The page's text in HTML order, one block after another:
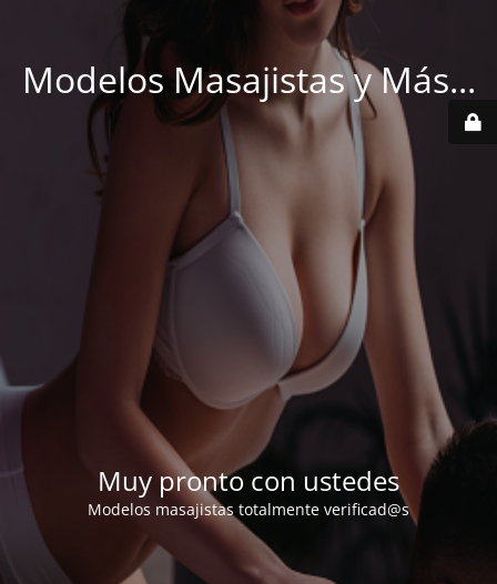
Modelos Masajistas y Más...
Muy pronto con ustedes
Modelos masajistas totalmente verificad@s